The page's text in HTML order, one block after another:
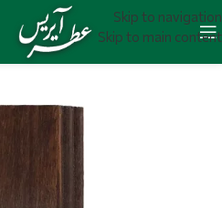
Skip to navigation
Skip to main content